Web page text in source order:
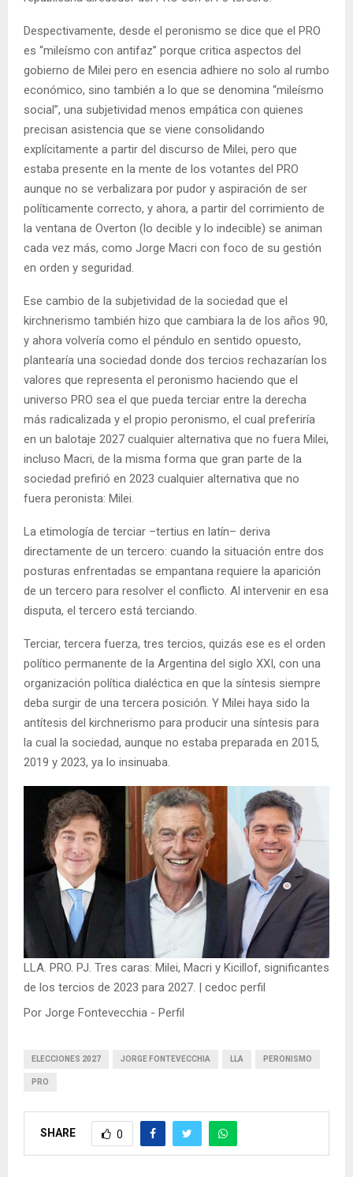
Despectivamente, desde el peronismo se dice que el PRO
es “mileísmo con antifaz” porque critica aspectos del
gobierno de Milei pero en esencia adhiere no solo al rumbo
económico, sino también a lo que se denomina “mileísmo
social”, una subjetividad menos empática con quienes
precisan asistencia que se viene consolidando
explícitamente a partir del discurso de Milei, pero que
estaba presente en la mente de los votantes del PRO
aunque no se verbalizara por pudor y aspiración de ser
políticamente correcto, y ahora, a partir del corrimiento de
la ventana de Overton (lo decible y lo indecible) se animan
cada vez más, como Jorge Macri con foco de su gestión
en orden y seguridad.
Ese cambio de la subjetividad de la sociedad que el
kirchnerismo también hizo que cambiara la de los años 90,
y ahora volvería como el péndulo en sentido opuesto,
plantearía una sociedad donde dos tercios rechazarían los
valores que representa el peronismo haciendo que el
universo PRO sea el que pueda terciar entre la derecha
más radicalizada y el propio peronismo, el cual preferiría
en un balotaje 2027 cualquier alternativa que no fuera Milei,
incluso Macri, de la misma forma que gran parte de la
sociedad prefirió en 2023 cualquier alternativa que no
fuera peronista: Milei.
La etimología de terciar –tertius en latín– deriva
directamente de un tercero: cuando la situación entre dos
posturas enfrentadas se empantana requiere la aparición
de un tercero para resolver el conflicto. Al intervenir en esa
disputa, el tercero está terciando.
Terciar, tercera fuerza, tres tercios, quizás ese es el orden
político permanente de la Argentina del siglo XXI, con una
organización política dialéctica en que la síntesis siempre
deba surgir de una tercera posición. Y Milei haya sido la
antítesis del kirchnerismo para producir una síntesis para
la cual la sociedad, aunque no estaba preparada en 2015,
2019 y 2023, ya lo insinuaba.
LLA. PRO. PJ. Tres caras: Milei, Macri y Kicillof, significantes
de los tercios de 2023 para 2027. | cedoc perfil
Por Jorge Fontevecchia - Perfil
ELECCIONES 2027 JORGE FONTEVECCHIA LLA PERONISMO
PRO
SHARE 0